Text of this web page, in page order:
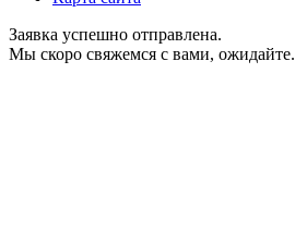
Заявка успешно отправлена.
Мы скоро свяжемся с вами, ожидайте.